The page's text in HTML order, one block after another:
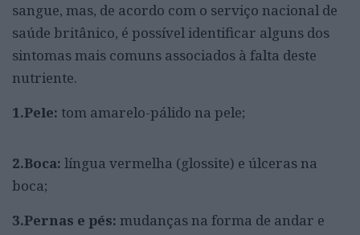
sangue, mas, de acordo com o serviço nacional de
saúde britânico, é possível identificar alguns dos
sintomas mais comuns associados à falta deste
nutriente.
1.Pele: tom amarelo-pálido na pele;
2.Boca: língua vermelha (glossite) e úlceras na
boca;
3.Pernas e pés: mudanças na forma de andar e